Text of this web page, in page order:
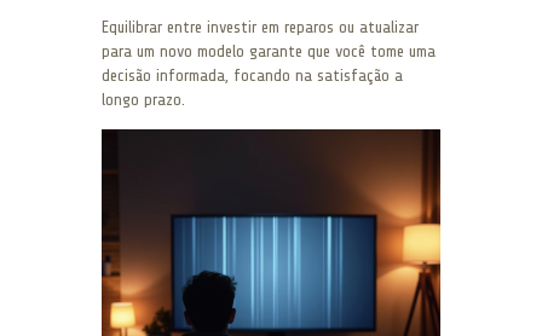
Equilibrar entre investir em reparos ou atualizar
para um novo modelo garante que você tome uma
decisão informada, focando na satisfação a
longo prazo.